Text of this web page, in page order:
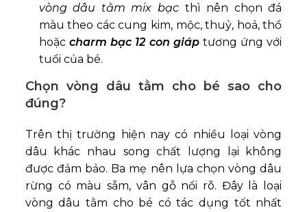
vòng dâu tằm mix bạc thì nên chọn đá
màu theo các cung kim, mộc, thuỷ, hoả, thổ
hoặccharm bạc 12 con giáp tương ứng với
tuổi của bé.
Chọn vòng dâu tằm cho bé sao cho
đúng?
Trên thị trường hiện nay có nhiều loại vòng
dâu khác nhau song chất lượng lại không
được đảm bảo. Ba mẹ nên lựa chọn vòng dâu
rừng có màu sẫm, vân gỗ nổi rõ. Đây là loại
vòng dâu tằm cho bé có tác dụng tốt nhất